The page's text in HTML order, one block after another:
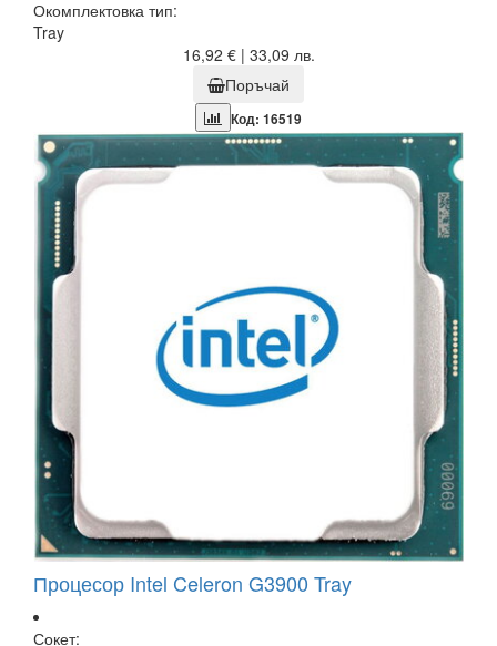
Окомплектовка тип:
Tray
16,92 € | 33,09 лв.
Поръчай
Код: 16519
Процесор Intel Celeron G3900 Tray
Сокет: